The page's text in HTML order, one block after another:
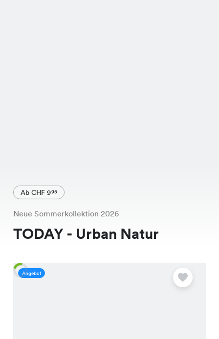
Ab CHF 995
Neue Sommerkollektion 2026
TODAY - Urban Natur
Angebot